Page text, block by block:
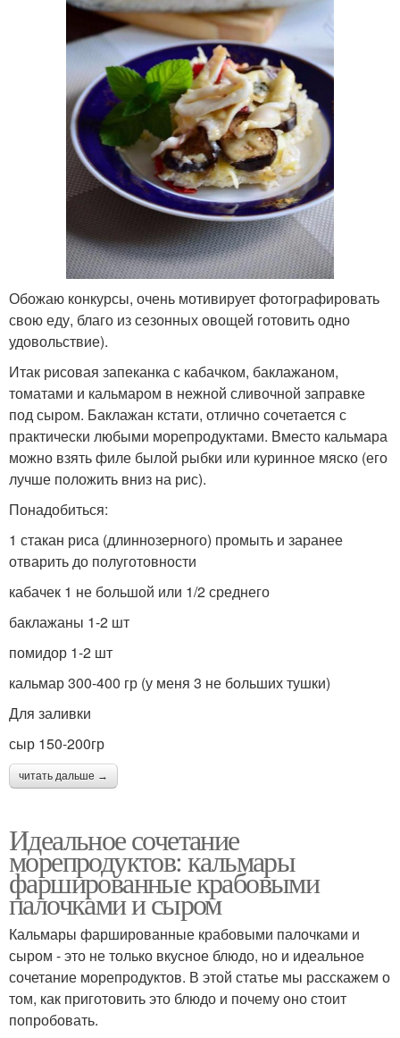
Обожаю конкурсы, очень мотивирует фотографировать
свою еду, благо из сезонных овощей готовить одно
удовольствие).
Итак рисовая запеканка с кабачком, баклажаном,
томатами и кальмаром в нежной сливочной заправке
под сыром. Баклажан кстати, отлично сочетается с
практически любыми морепродуктами. Вместо кальмара
можно взять филе былой рыбки или куринное мяско (его
лучше положить вниз на рис).
Понадобиться:
1 стакан риса (длиннозерного) промыть и заранее
отварить до полуготовности
кабачек 1 не большой или 1/2 среднего
баклажаны 1-2 шт
помидор 1-2 шт
кальмар 300-400 гр (у меня 3 не больших тушки)
Для заливки
сыр 150-200гр
читать дальше →
Идеальное сочетание
морепродуктов: кальмары
фаршированные крабовыми
палочками и сыром
Кальмары фаршированные крабовыми палочками и
сыром - это не только вкусное блюдо, но и идеальное
сочетание морепродуктов. В этой статье мы расскажем о
том, как приготовить это блюдо и почему оно стоит
попробовать.